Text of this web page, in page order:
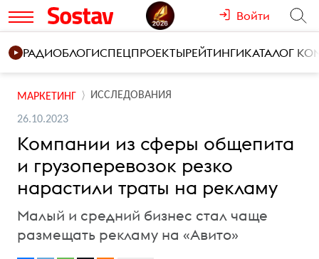
Войти
РАДИОБЛОГИСПЕЦПРОЕКТЫРЕЙТИНГИКАТАЛОГ
МАРКЕТИНГ ИССЛЕДОВАНИЯ
26.10.2023
Компании из сферы общепита
и грузоперевозок резко
нарастили траты на рекламу
Малый и средний бизнес стал чаще
размещать рекламу на «Авито»